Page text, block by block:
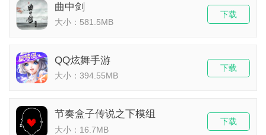
曲中剑
大小：581.5MB
下载
QQ炫舞手游
大小：394.55MB
下载
节奏盒子传说之下模组
大小：16.7MB
下载